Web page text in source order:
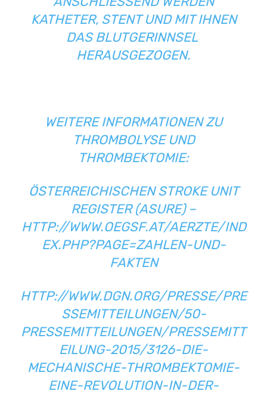
ATHETER, STENT UND MIT IHNEN D
AS BLUTGERINNSEL H
ERAUSGEZOGEN.
WEITERE INFORMATIONEN ZU
THROMBOLYSE UND
THROMBEKTOMIE:
ÖSTERREICHISCHEN STROKE UNIT
REGISTER (ASURE) –
HTTP://WWW.OEGSF.AT/AERZTE/IND
EX.PHP?PAGE=ZAHLEN-UND-
FAKTEN
HTTP://WWW.DGN.ORG/PRESSE/PRE
SSEMITTEILUNGEN/50-
PRESSEMITTEILUNGEN/PRESSEMITT
EILUNG-2015/3126-DIE-
MECHANISCHE-THROMBEKTOMIE-
EINE-REVOLUTION-IN-DER-